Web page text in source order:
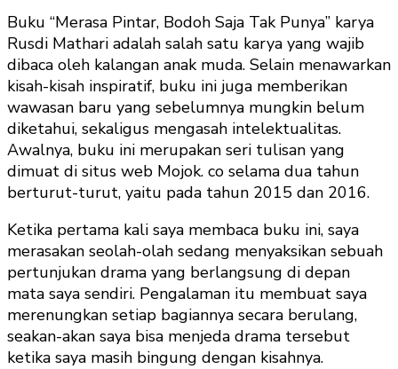
Cak
Dlahom
yang
Dianggap
Gila
Buku “Merasa Pintar, Bodoh Saja Tak Punya” karya
Rusdi Mathari adalah salah satu karya yang wajib
dibaca oleh kalangan anak muda. Selain menawarkan
kisah-kisah inspiratif, buku ini juga memberikan
wawasan baru yang sebelumnya mungkin belum
diketahui, sekaligus mengasah intelektualitas.
Awalnya, buku ini merupakan seri tulisan yang
dimuat di situs web Mojok. co selama dua tahun
berturut-turut, yaitu pada tahun 2015 dan 2016.
Ketika pertama kali saya membaca buku ini, saya
merasakan seolah-olah sedang menyaksikan sebuah
pertunjukan drama yang berlangsung di depan
mata saya sendiri. Pengalaman itu membuat saya
merenungkan setiap bagiannya secara berulang,
seakan-akan saya bisa menjeda drama tersebut
ketika saya masih bingung dengan kisahnya.